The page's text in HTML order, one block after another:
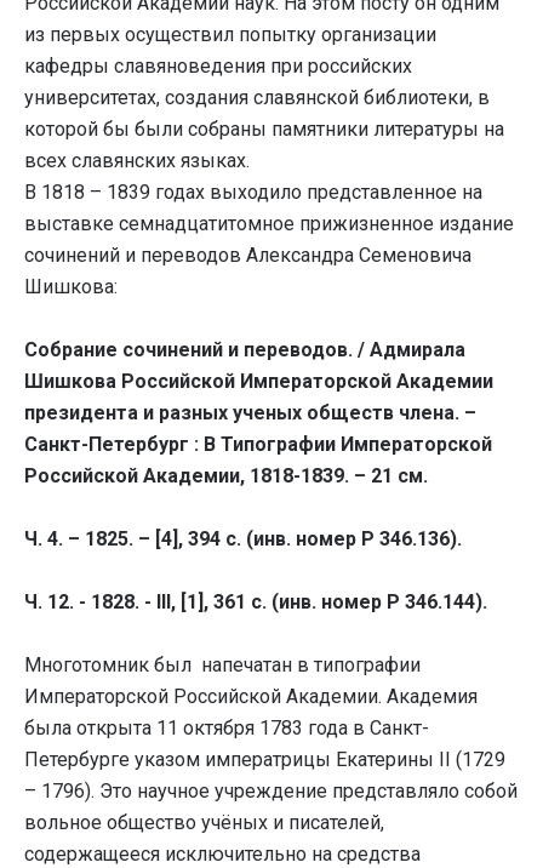
из первых осуществил попытку организации
кафедры славяноведения при российских
университетах, создания славянской библиотеки, в
которой бы были собраны памятники литературы на
всех славянских языках.
В 1818 – 1839 годах выходило представленное на
выставке семнадцатитомное прижизненное издание
сочинений и переводов Александра Семеновича
Шишкова:
Собрание сочинений и переводов. / Адмирала
Шишкова Российской Императорской Академии
президента и разных ученых обществ члена. –
Санкт-Петербург : В Типографии Императорской
Российской Академии, 1818-1839. – 21 см.
Ч. 4. – 1825. – [4], 394 с. (инв. номер Р 346.136).
Ч. 12. - 1828. - III, [1], 361 с. (инв. номер Р 346.144).
Многотомник был напечатан в типографии
Императорской Российской Академии. Академия
была открыта 11 октября 1783 года в Санкт-
Петербурге указом императрицы Екатерины II (1729
– 1796). Это научное учреждение представляло собой
вольное общество учёных и писателей,
содержащееся исключительно на средства